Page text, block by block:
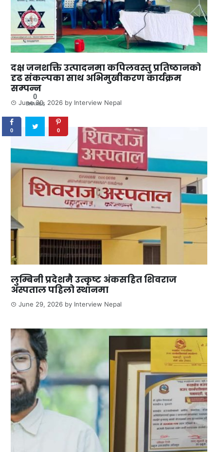
दक्ष जनशक्ति उत्पादनमा कपिलवस्तु प्रतिष्ठानको
दृढ संकल्पका साथ अभिमुखीकरण कार्यक्रम
सम्पन्न
June 30, 2026 by Interview Nepal
लुम्बिनी प्रदेशमै उत्कृष्ट अंकसहित शिवराज
अस्पताल पहिलो स्थानमा
June 29, 2026 by Interview Nepal
0
SHARES
0 0